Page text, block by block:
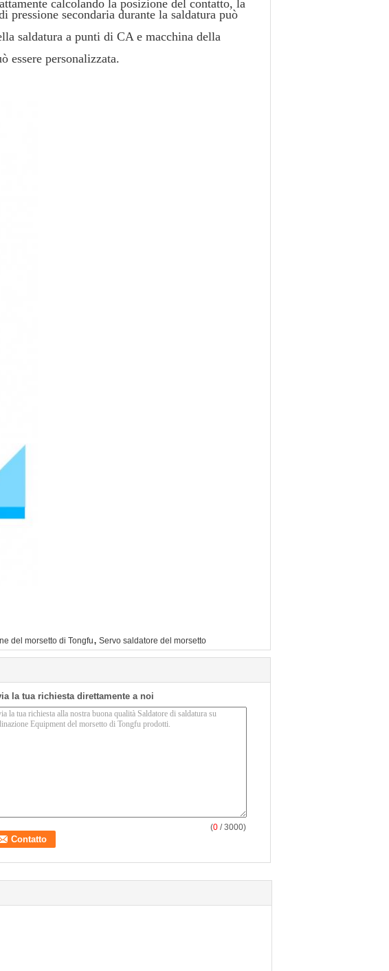
calcolando la posizione del contatto, la
secondaria durante la saldatura può
saldatura a punti di CA e macchina della
essere personalizzata.
del morsetto di Tongfu, Servo saldatore del morsetto
la tua richiesta direttamente a noi
(0 / 3000)